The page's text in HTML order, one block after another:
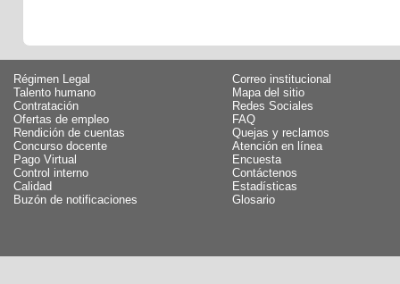
Régimen Legal
Talento humano
Contratación
Ofertas de empleo
Rendición de cuentas
Concurso docente
Pago Virtual
Control interno
Calidad
Buzón de notificaciones
Correo institucional
Mapa del sitio
Redes Sociales
FAQ
Quejas y reclamos
Atención en línea
Encuesta
Contáctenos
Estadísticas
Glosario